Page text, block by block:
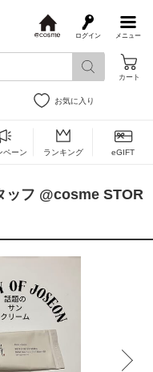
メニュー
ログイン
s
カート
お気に入り
ペーン ランキング eGIFT
ッフ @cosme STOR